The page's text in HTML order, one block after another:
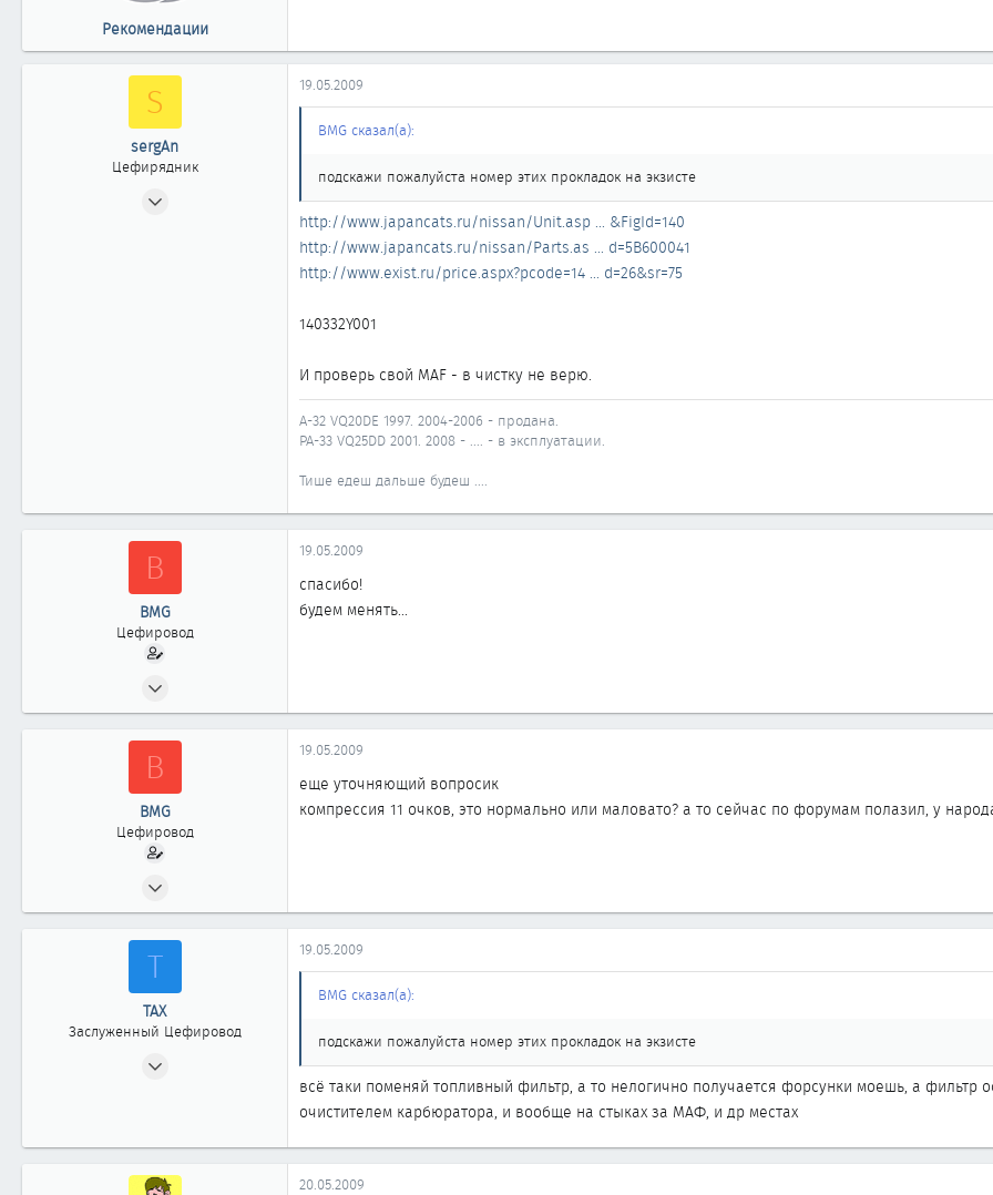
Рекомендации
S
sergAn
Цефирядник
19.05.2009
BMG сказал(а):
подскажи пожалуйста номер этих прокладок на экзисте
http://www.japancats.ru/nissan/Unit.asp ... &FigId=140
http://www.japancats.ru/nissan/Parts.as ... d=5B600041
http://www.exist.ru/price.aspx?pcode=14 ... d=26&sr=75
140332Y001
И проверь свой MAF - в чистку не верю.
A-32 VQ20DE 1997. 2004-2006 - продана.
PA-33 VQ25DD 2001. 2008 - .... - в эксплуатации.
Тише едеш дальше будеш ....
B
BMG
Цефировод
602
19.05.2009
спасибо!
будем менять...
B
BMG
Цефировод
602
19.05.2009
еще уточняющий вопросик
компрессия 11 очков, это нормально или маловато? а то сейчас по форумам полазил, у
Т
ТАХ
Заслуженный Цефировод
1 863
19.05.2009
BMG сказал(а):
подскажи пожалуйста номер этих прокладок на экзисте
всё таки поменяй топливный фильтр, а то нелогично получается форсунки моешь, а фильтр
очистителем карбюратора, и вообще на стыках за МАФ, и др местах
20.05.2009